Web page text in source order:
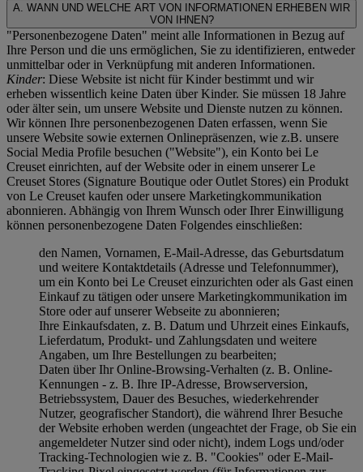
A. WANN UND WELCHE ART VON INFORMATIONEN ERHEBEN WIR
VON IHNEN?
"Personenbezogene Daten" meint alle Informationen in Bezug auf
Ihre Person und die uns ermöglichen, Sie zu identifizieren, entweder
unmittelbar oder in Verknüpfung mit anderen Informationen.
Kinder: Diese Website ist nicht für Kinder bestimmt und wir
erheben wissentlich keine Daten über Kinder. Sie müssen 18 Jahre
oder älter sein, um unsere Website und Dienste nutzen zu können.
Wir können Ihre personenbezogenen Daten erfassen, wenn Sie
unsere Website sowie externen Onlinepräsenzen, wie z.B. unsere
Social Media Profile besuchen ("Website"), ein Konto bei Le
Creuset einrichten, auf der Website oder in einem unserer Le
Creuset Stores (Signature Boutique oder Outlet Stores) ein Produkt
von Le Creuset kaufen oder unsere Marketingkommunikation
abonnieren. Abhängig von Ihrem Wunsch oder Ihrer Einwilligung
können personenbezogene Daten Folgendes einschließen:
den Namen, Vornamen, E-Mail-Adresse, das Geburtsdatum
und weitere Kontaktdetails (Adresse und Telefonnummer),
um ein Konto bei Le Creuset einzurichten oder als Gast einen
Einkauf zu tätigen oder unsere Marketingkommunikation im
Store oder auf unserer Webseite zu abonnieren;
Ihre Einkaufsdaten, z. B. Datum und Uhrzeit eines Einkaufs,
Lieferdatum, Produkt- und Zahlungsdaten und weitere
Angaben, um Ihre Bestellungen zu bearbeiten;
Daten über Ihr Online-Browsing-Verhalten (z. B. Online-
Kennungen - z. B. Ihre IP-Adresse, Browserversion,
Betriebssystem, Dauer des Besuches, wiederkehrender
Nutzer, geografischer Standort), die während Ihrer Besuche
der Website erhoben werden (ungeachtet der Frage, ob Sie ein
angemeldeter Nutzer sind oder nicht), indem Logs und/oder
Tracking-Technologien wie z. B. "Cookies" oder E-Mail-